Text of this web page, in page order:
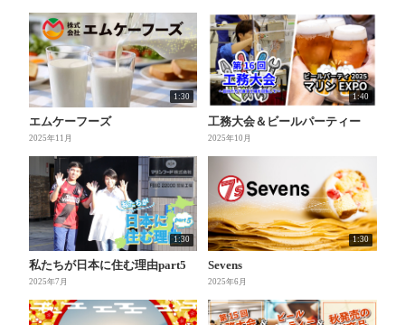
1:30
エムケーフーズ
2025年11月
1:40
工務大会＆ビールパーティー
2025年10月
1:30
私たちが日本に住む理由part5
2025年7月
1:30
Sevens
2025年6月